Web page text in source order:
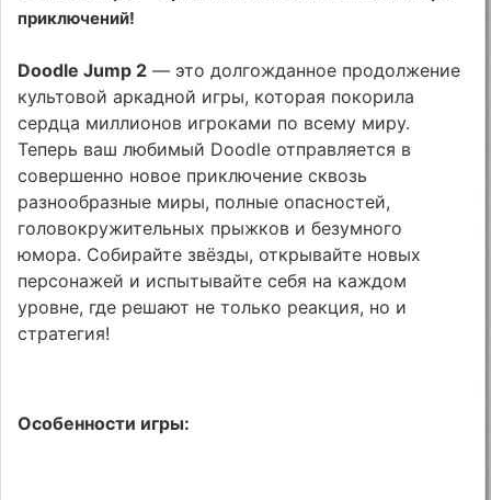
приключений!
Doodle Jump 2 — это долгожданное продолжение
культовой аркадной игры, которая покорила
сердца миллионов игроками по всему миру.
Теперь ваш любимый Doodle отправляется в
совершенно новое приключение сквозь
разнообразные миры, полные опасностей,
головокружительных прыжков и безумного
юмора. Собирайте звёзды, открывайте новых
персонажей и испытывайте себя на каждом
уровне, где решают не только реакция, но и
стратегия!
Особенности игры: